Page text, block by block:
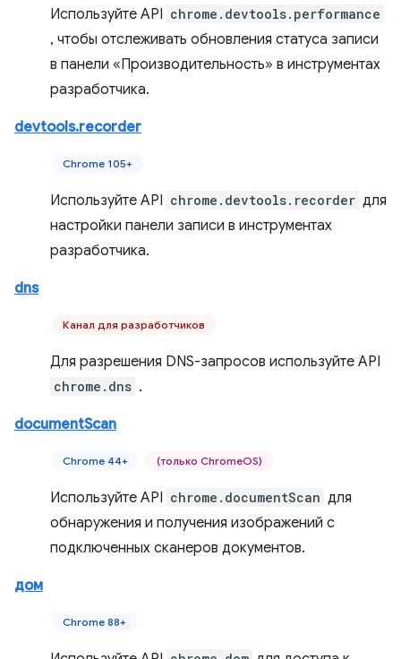
Используйте API chrome.devtools.performance
, чтобы отслеживать обновления статуса записи
в панели «Производительность» в инструментах
разработчика.
devtools.recorder
Chrome 105+
Используйте API chrome.devtools.recorder для
настройки панели записи в инструментах
разработчика.
dns
Канал для разработчиков
Для разрешения DNS-запросов используйте API
chrome.dns .
documentScan
Chrome 44+ (только ChromeOS)
Используйте API chrome.documentScan для
обнаружения и получения изображений с
подключенных сканеров документов.
дом
Chrome 88+